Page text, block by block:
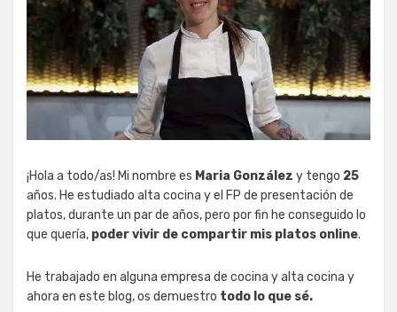
¡Hola a todo/as! Mi nombre es Maria González y tengo 25
años. He estudiado alta cocina y el FP de presentación de
platos, durante un par de años, pero por fin he conseguido lo
que quería, poder vivir de compartir mis platos online.
He trabajado en alguna empresa de cocina y alta cocina y
ahora en este blog, os demuestro todo lo que sé.